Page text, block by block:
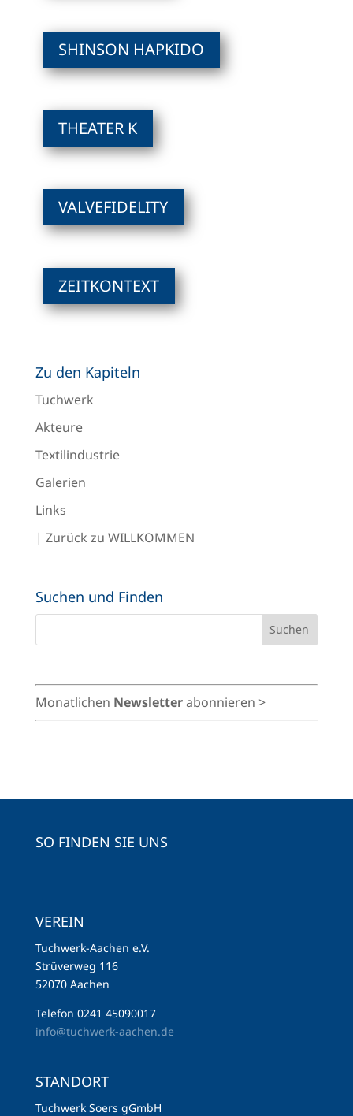
SHINSON HAPKIDO
THEATER K
VALVEFIDELITY
ZEITKONTEXT
Zu den Kapiteln
Tuchwerk
Akteure
Textilindustrie
Galerien
Links
| Zurück zu WILLKOMMEN
Suchen und Finden
Monatlichen Newsletterabonnieren >
SO FINDEN SIE UNS
VEREIN
Tuchwerk-Aachen e.V.
Strüverweg 116
52070 Aachen
Telefon 0241 45090017
info@tuchwerk-aachen.de
STANDORT
Tuchwerk Soers gGmbH